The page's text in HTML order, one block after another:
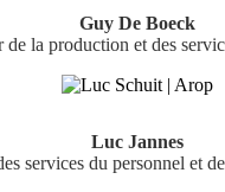
Guy De Boeck
de la production et des
Luc Jannes
services du personnel et